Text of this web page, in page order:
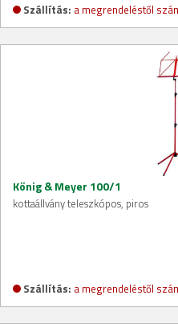
Szállítás: a megrendeléstől
König & Meyer 100/1
kottaállvány teleszkópos, piros
Szállítás: a megrendeléstől